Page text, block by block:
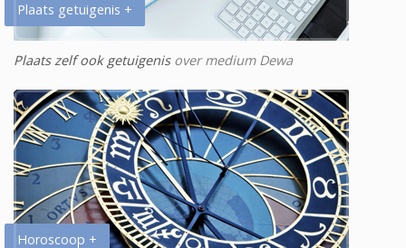
Plaats getuigenis +
Plaats zelf ook getuigenisover medium Dewa
Horoscoop +